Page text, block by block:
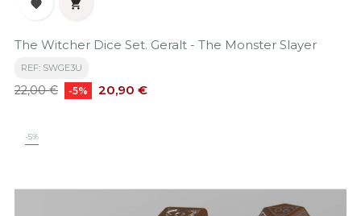
 
The Witcher Dice Set. Geralt - The Monster Slayer
REF: SWGE3U
Precio
22,00 € -5% Precio
20,90 €
-5%